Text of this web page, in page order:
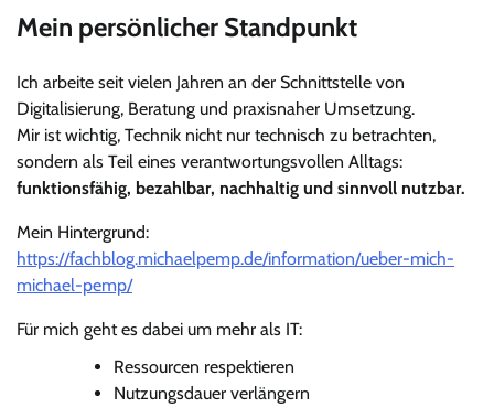
Mein persönlicher Standpunkt
Ich arbeite seit vielen Jahren an der Schnittstelle von
Digitalisierung, Beratung und praxisnaher Umsetzung.
Mir ist wichtig, Technik nicht nur technisch zu betrachten,
sondern als Teil eines verantwortungsvollen Alltags:
funktionsfähig, bezahlbar, nachhaltig und sinnvoll nutzbar.
Mein Hintergrund:
https://fachblog.michaelpemp.de/information/ueber-mich-
michael-pemp/
Für mich geht es dabei um mehr als IT:
Ressourcen respektieren
Nutzungsdauer verlängern